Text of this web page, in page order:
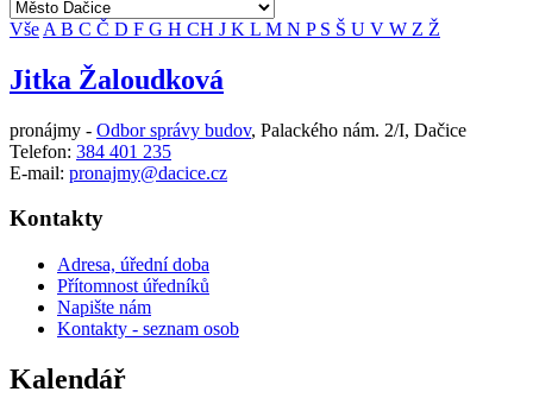
Vše A B C Č D F G H CH J K L M N P S Š U V W Z Ž
Jitka Žaloudková
pronájmy - Odbor správy budov, Palackého nám. 2/I, Dačice
Telefon: 384 401 235
E-mail: pronajmy@dacice.cz
Kontakty
Adresa, úřední doba
Přítomnost úředníků
Napište nám
Kontakty - seznam osob
Kalendář